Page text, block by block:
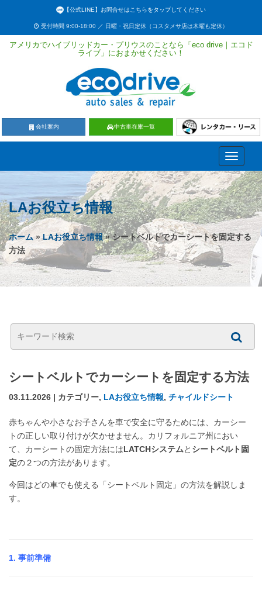
【公式LINE】お問合せはこちらをタップしてください
受付時間 9:00-18:00 ／ 日曜・祝日定休（コスタメサ店は木曜も定休）
アメリカでハイブリッドカー・プリウスのことなら「eco drive｜エコド
ライブ」におまかせください！
会社案内 中古車在庫一覧
Toggle
LAお役立ち情報
ホーム»LAお役立ち情報» シートベルトでカーシートを固定する
方法
シートベルトでカーシートを固定する方法
03.11.2026 | カテゴリー, LAお役立ち情報, チャイルドシート
赤ちゃんや小さなお子さんを車で安全に守るためには、カーシー
トの正しい取り付けが欠かせません。カリフォルニア州におい
て、カーシートの固定方法にはLATCHシステムと シートベルト固
定の２つの方法があります。
今回はどの車でも使える「シートベルト固定」の方法を解説しま
す。
1. 事前準備